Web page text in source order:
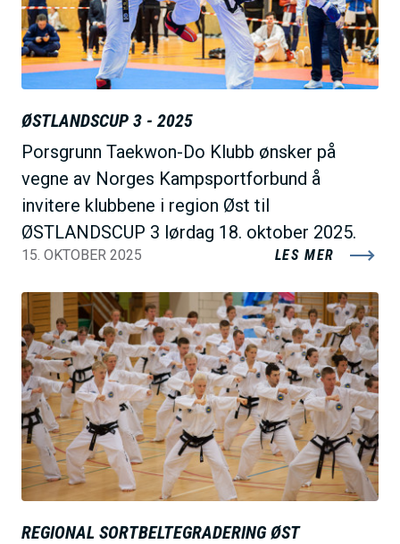
ØSTLANDSCUP 3 - 2025
Porsgrunn Taekwon-Do Klubb ønsker på
vegne av Norges Kampsportforbund å
invitere klubbene i region Øst til
ØSTLANDSCUP 3 lørdag 18. oktober 2025.
15. OKTOBER 2025 LES MER
B
i
l
d
e
REGIONAL SORTBELTEGRADERING ØST